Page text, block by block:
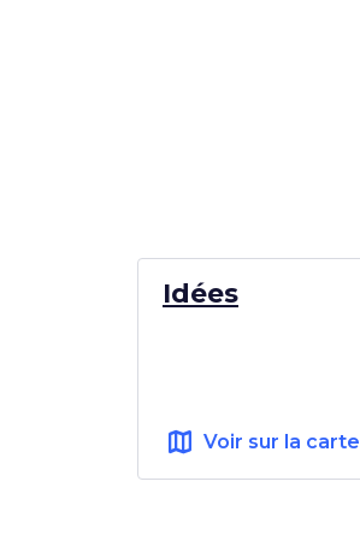
Idées
map Voir sur la carte